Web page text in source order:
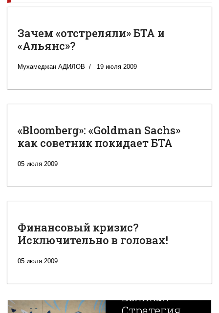
Зачем «отстреляли» БТА и
«Альянс»?
Мухамеджан АДИЛОВ 19 июля 2009
«Bloomberg»: «Goldman Sachs»
как советник покидает БТА
05 июля 2009
Финансовый кризис?
Исключительно в головах!
05 июля 2009
Новая
Великая